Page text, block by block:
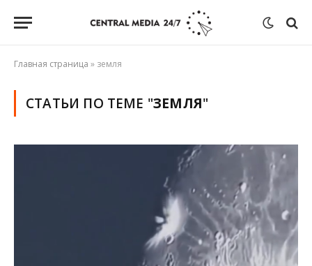
Главная страница » земля
СТАТЬИ ПО ТЕМЕ "ЗЕМЛЯ"